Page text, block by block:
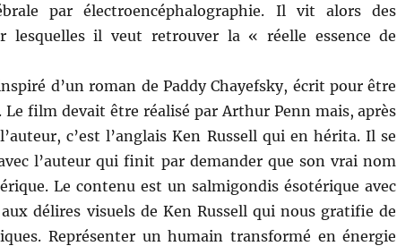
par électroencéphalographie. Il vit alors des
lesquelles il veut retrouver la « réelle essence de
d’un roman de Paddy Chayefsky, écrit pour être
Le film devait être réalisé par Arthur Penn mais, après
c’est l’anglais Ken Russell qui en hérita. Il se
l’auteur qui finit par demander que son vrai nom
Le contenu est un salmigondis ésotérique avec
délires visuels de Ken Russell qui nous gratifie de
Représenter un humain transformé en énergie